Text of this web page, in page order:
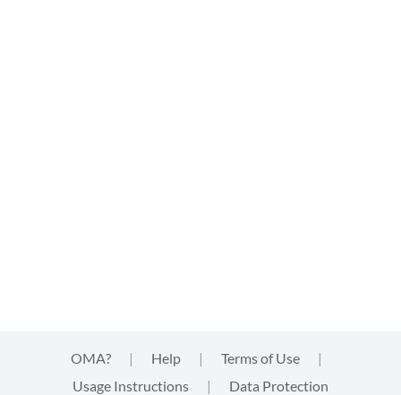
OMA? | Help | Terms of Use
|
Usage Instructions
| Data Protection